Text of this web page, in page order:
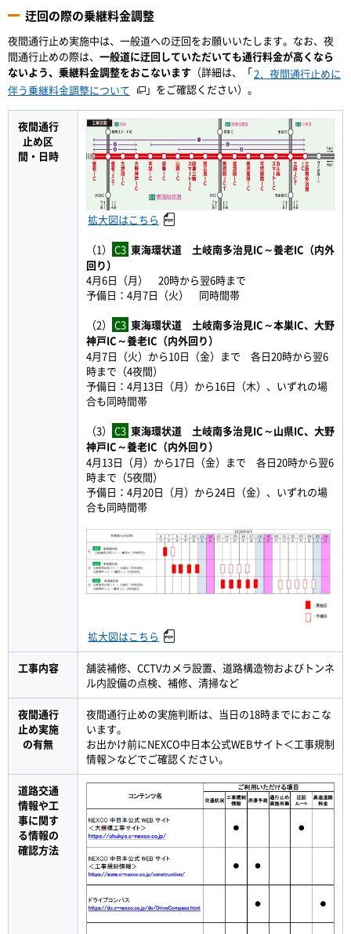
迂回の際の乗継料金調整
夜間通行止め実施中は、一般道への迂回をお願いいたします。なお、夜
間通行止めの際は、 一般道に迂回していただいても通行料金が高くなら
ないよう、乗継料金調整をおこないます （詳細は、「2．夜間通行止めに
伴う乗継料金調整について
」をご確認ください）。
夜間通行
止め区
間・日時
拡大図はこちら
（1）
C3 東海環状道 土岐南多治見IC～養老IC（内外
回り）
4月6日（月） 20時から翌6時まで
予備日：4月7日（火） 同時間帯
（2）
C3 東海環状道 土岐南多治見IC～本巣IC、大野
神戸IC～養老IC（内外回り）
4月7日（火）から10日（金）まで 各日20時から翌6
時まで（4夜間）
予備日：4月13日（月）から16日（木）、いずれの場
合も同時間帯
（3）
C3 東海環状道 土岐南多治見IC～山県IC、大野
神戸IC～養老IC（内外回り）
4月13日（月）から17日（金）まで 各日20時から翌6
時まで（5夜間）
予備日：4月20日（月）から24日（金）、いずれの場
合も同時間帯
拡大図はこちら
工事内容
舗装補修、CCTVカメラ設置、道路構造物およびトンネ
ル内設備の点検、補修、清掃など
夜間通行
止め実施
の有無
夜間通行止めの実施判断は、当日の18時までにおこな
います。
お出かけ前にNEXCO中日本公式WEBサイト＜工事規制
情報＞などでご確認ください。
道路交通
情報や工
事に関す
る情報の
確認方法